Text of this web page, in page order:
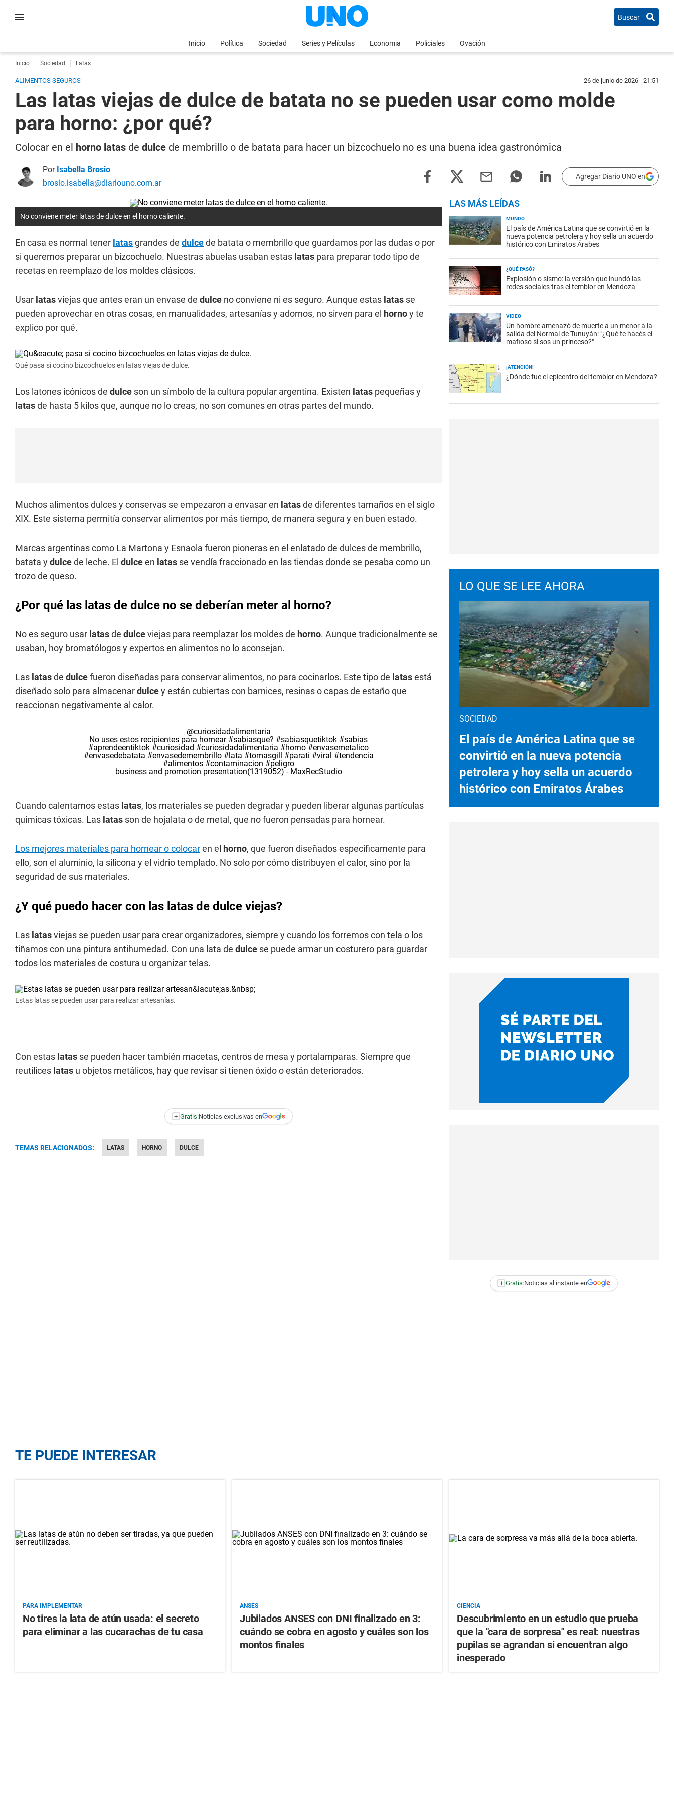
Buscar
Inicio Política Sociedad Series y Películas Economia Policiales Ovación
Inicio Sociedad Latas
ALIMENTOS SEGUROS 26 de junio de 2026 - 21:51
Las latas viejas de dulce de batata no se pueden usar como molde
para horno: ¿por qué?
Colocar en el horno latas de dulce de membrillo o de batata para hacer un bizcochuelo no es una buena idea gastronómica
Por Isabella Brosio
brosio.isabella@diariouno.com.ar
Agregar Diario UNO en
No conviene meter latas de dulce en el horno caliente.
En casa es normal tener latasgrandes de dulcede batata o membrillo que guardamos por las dudas o por
si queremos preparar un bizcochuelo. Nuestras abuelas usaban estas latas para preparar todo tipo de
recetas en reemplazo de los moldes clásicos.
Usar latasviejas que antes eran un envase de dulce no conviene ni es seguro. Aunque estas latas se
pueden aprovechar en otras cosas, en manualidades, artesanías y adornos, no sirven para el hornoy te
explico por qué.
Qué pasa si cocino bizcochuelos en latas viejas de dulce.
Los latones icónicos de dulce son un símbolo de la cultura popular argentina. Existen latas pequeñas y
latasde hasta 5 kilos que, aunque no lo creas, no son comunes en otras partes del mundo.
Muchos alimentos dulces y conservas se empezaron a envasar en latasde diferentes tamaños en el siglo
XIX. Este sistema permitía conservar alimentos por más tiempo, de manera segura y en buen estado.
Marcas argentinas como La Martona y Esnaola fueron pioneras en el enlatado de dulces de membrillo,
batata ydulcede leche. El dulceen latas se vendía fraccionado en las tiendas donde se pesaba como un
trozo de queso.
¿Por qué las latas de dulce no se deberían meter al horno?
No es seguro usar latasde dulceviejas para reemplazar los moldes de horno. Aunque tradicionalmente se
usaban, hoy bromatólogos y expertos en alimentos no lo aconsejan.
Las latasde dulcefueron diseñadas para conservar alimentos, no para cocinarlos. Este tipo de latasestá
diseñado solo para almacenardulcey están cubiertas con barnices, resinas o capas de estaño que
reaccionan negativamente al calor.
@curiosidadalimentaria
No uses estos recipientes para hornear #sabiasque? #sabiasquetiktok #sabias
#aprendeentiktok #curiosidad #curiosidadalimentaria #horno #envasemetalico
#envasedebatata #envasedemembrillo #lata #tomasgill #parati #viral #tendencia
#alimentos #contaminacion #peligro
business and promotion presentation(1319052) - MaxRecStudio
Cuando calentamos estas latas, los materiales se pueden degradar y pueden liberar algunas partículas
químicas tóxicas. Las latas son de hojalata o de metal, que no fueron pensadas para hornear.
Los mejores materiales para hornear o colocaren el horno, que fueron diseñados específicamente para
ello, son el aluminio, la silicona y el vidrio templado. No solo por cómo distribuyen el calor, sino por la
seguridad de sus materiales.
¿Y qué puedo hacer con las latas de dulce viejas?
Las latasviejas se pueden usar para crear organizadores, siempre y cuando los forremos con tela o los
tiñamos con una pintura antihumedad. Con una lata de dulce se puede armar un costurero para guardar
todos los materiales de costura u organizar telas.
Estas latas se pueden usar para realizar artesanías.
Con estas latas se pueden hacer también macetas, centros de mesa y portalamparas. Siempre que
reutilices latas u objetos metálicos, hay que revisar si tienen óxido o están deteriorados.
+ Gratis:Noticias exclusivas en
TEMAS RELACIONADOS: LATAS HORNO DULCE
LAS MÁS LEÍDAS
MUNDO
El país de América Latina que se convirtió en la
nueva potencia petrolera y hoy sella un acuerdo
histórico con Emiratos Árabes
¿QUÉ PASÓ?
Explosión o sismo: la versión que inundó las
redes sociales tras el temblor en Mendoza
VIDEO
Un hombre amenazó de muerte a un menor a la
salida del Normal de Tunuyán: "¿Qué te hacés el
mafioso si sos un princeso?"
¡ATENCIÓN!
¿Dónde fue el epicentro del temblor en Mendoza?
LO QUE SE LEE AHORA
SOCIEDAD
El país de América Latina que se
convirtió en la nueva potencia
petrolera y hoy sella un acuerdo
histórico con Emiratos Árabes
+ Gratis:Noticias al instante en
TE PUEDE INTERESAR
PARA IMPLEMENTAR
No tires la lata de atún usada: el secreto
para eliminar a las cucarachas de tu casa
ANSES
Jubilados ANSES con DNI finalizado en 3:
cuándo se cobra en agosto y cuáles son los
montos finales
CIENCIA
Descubrimiento en un estudio que prueba
que la "cara de sorpresa" es real: nuestras
pupilas se agrandan si encuentran algo
inesperado